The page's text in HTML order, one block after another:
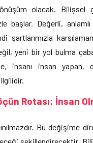
olacak. Bilişsel
başlar. Değerli,
şartlarımızla
yeni bir yol bulma
insanı insan yapan,
Rotası: İnsan
Bu değişime